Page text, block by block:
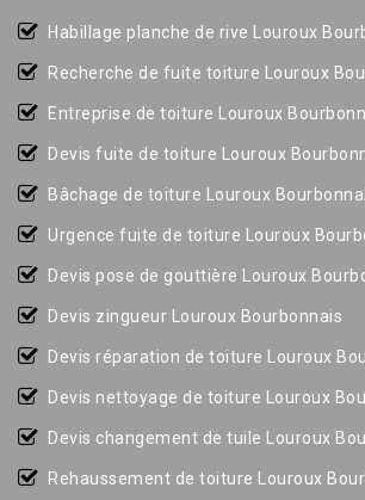
Habillage planche de rive Louroux
Recherche de fuite toiture Louroux
Entreprise de toiture Louroux
Devis fuite de toiture Louroux
Bâchage de toiture Louroux
Urgence fuite de toiture Louroux
Devis pose de gouttière Louroux
Devis zingueur Louroux Bourbonnais
Devis réparation de toiture Louroux
Devis nettoyage de toiture Louroux
Devis changement de tuile Louroux
Rehaussement de toiture Louroux